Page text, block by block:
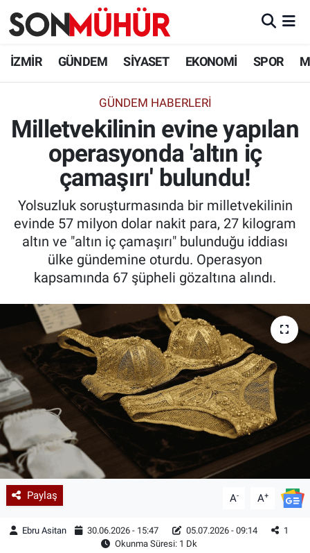
İZMİR GÜNDEM SİYASET EKONOMİ SPOR
GÜNDEM HABERLERI
Milletvekilinin evine yapılan
operasyonda 'altın iç
çamaşırı' bulundu!
Yolsuzluk soruşturmasında bir milletvekilinin
evinde 57 milyon dolar nakit para, 27 kilogram
altın ve "altın iç çamaşırı" bulunduğu iddiası
ülke gündemine oturdu. Operasyon
kapsamında 67 şüpheli gözaltına alındı.
Paylaş A- A+
Ebru Asitan 30.06.2026 - 15:47 05.07.2026 - 09:14
1
Okunma Süresi: 1 Dk
İzmir Nöbetçi Eczaneler
İzmir Namaz Vakitleri
İzmir Trafik Yoğunluk Haritası
Süper Lig Puan Durumu ve Fikstür
Tüm Manşetler
Son Dakika Haberleri
Haber Arşivi